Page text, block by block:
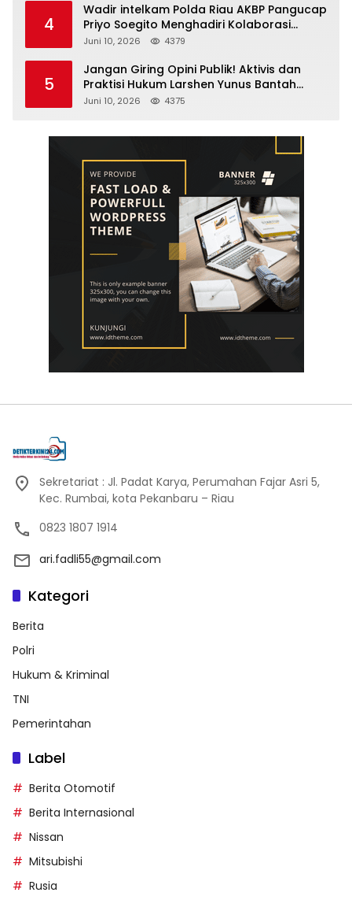
4
Wadir intelkam Polda Riau AKBP Pangucap
Priyo Soegito Menghadiri Kolaborasi
Selamatkan Lingkungan Cegah Karhutla
Juni 10, 2026 4379
5
Jangan Giring Opini Publik! Aktivis dan
Praktisi Hukum Larshen Yunus Bantah
Tuduhan Soal Gelar Profesor Sufmi Dasco
Juni 10, 2026 4375
Sekretariat : Jl. Padat Karya, Perumahan Fajar Asri 5,
Kec. Rumbai, kota Pekanbaru – Riau
0823 1807 1914
ari.fadli55@gmail.com
Kategori
Berita
Polri
Hukum & Kriminal
TNI
Pemerintahan
Label
Berita Otomotif
Berita Internasional
Nissan
Mitsubishi
Rusia